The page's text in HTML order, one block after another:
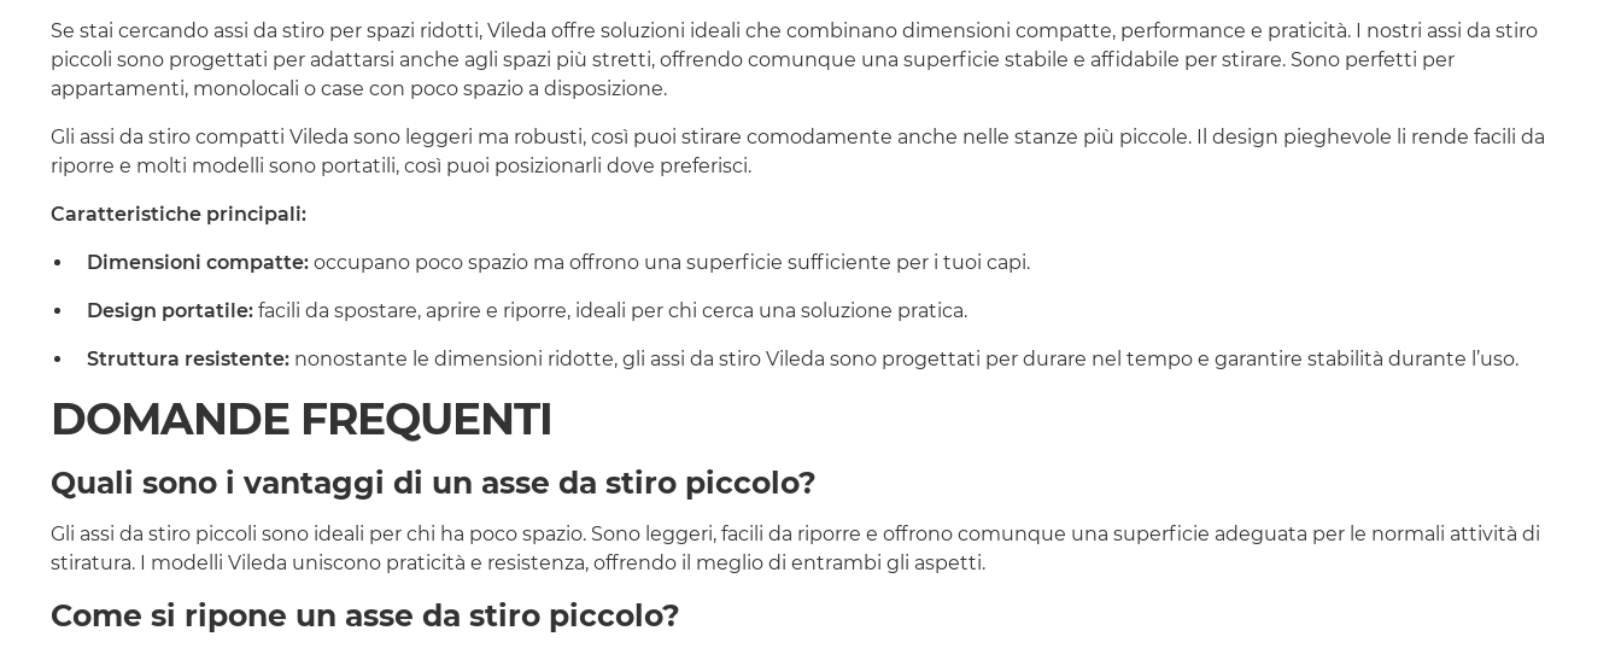
Se stai cercando assi da stiro per spazi ridotti, Vileda offre soluzioni ideali che combinano dimensioni compatte, performance e praticità. I nostri assi da stiro
piccoli sono progettati per adattarsi anche agli spazi più stretti, offrendo comunque una superficie stabile e affidabile per stirare. Sono perfetti per
appartamenti, monolocali o case con poco spazio a disposizione.
Gli assi da stiro compatti Vileda sono leggeri ma robusti, così puoi stirare comodamente anche nelle stanze più piccole. Il design pieghevole li rende facili da
riporre e molti modelli sono portatili, così puoi posizionarli dove preferisci.
Caratteristiche principali:
Dimensioni compatte: occupano poco spazio ma offrono una superficie sufficiente per i tuoi capi.
Design portatile: facili da spostare, aprire e riporre, ideali per chi cerca una soluzione pratica.
Struttura resistente: nonostante le dimensioni ridotte, gli assi da stiro Vileda sono progettati per durare nel tempo e garantire stabilità durante l’uso.
DOMANDE FREQUENTI
Quali sono i vantaggi di un asse da stiro piccolo?
Gli assi da stiro piccoli sono ideali per chi ha poco spazio. Sono leggeri, facili da riporre e offrono comunque una superficie adeguata per le normali attività di
stiratura. I modelli Vileda uniscono praticità e resistenza, offrendo il meglio di entrambi gli aspetti.
Come si ripone un asse da stiro piccolo?